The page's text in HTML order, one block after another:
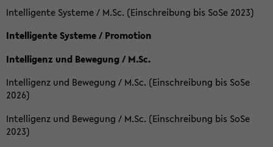
Intelligente Systeme / M.Sc. (Einschreibung bis SoSe 2023)
Intelligente Systeme / Promotion
Intelligenz und Bewegung / M.Sc.
Intelligenz und Bewegung / M.Sc. (Einschreibung bis SoSe
2026)
Intelligenz und Bewegung / M.Sc. (Einschreibung bis SoSe
2023)